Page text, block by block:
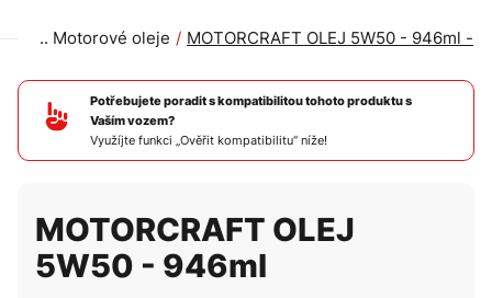
Motorové oleje MOTORCRAFT OLEJ 5W50 - 946ml -
Potřebujete poradit s kompatibilitou tohoto produktu s
Vaším vozem?
Využíjte funkci „Ověřit kompatibilitu“ níže!
MOTORCRAFT OLEJ
5W50 - 946ml